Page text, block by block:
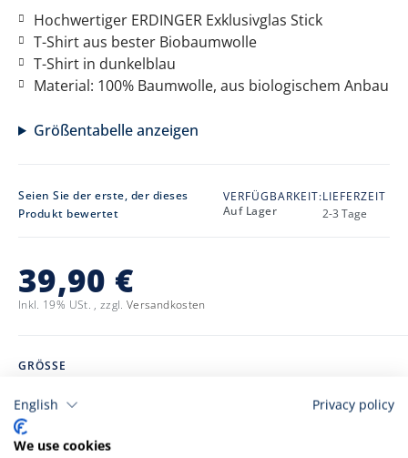
Hochwertiger ERDINGER Exklusivglas Stick
T-Shirt aus bester Biobaumwolle
T-Shirt in dunkelblau
Material: 100% Baumwolle, aus biologischem Anbau
Größentabelle anzeigen
Seien Sie der erste, der dieses
Produkt bewertet
VERFÜGBARKEIT:
Auf Lager
LIEFERZEIT
2-3 Tage
39,90 €
Inkl. 19% USt. , zzgl.Versandkosten
GRÖSSE
S M
English Privacy policy
We use cookies